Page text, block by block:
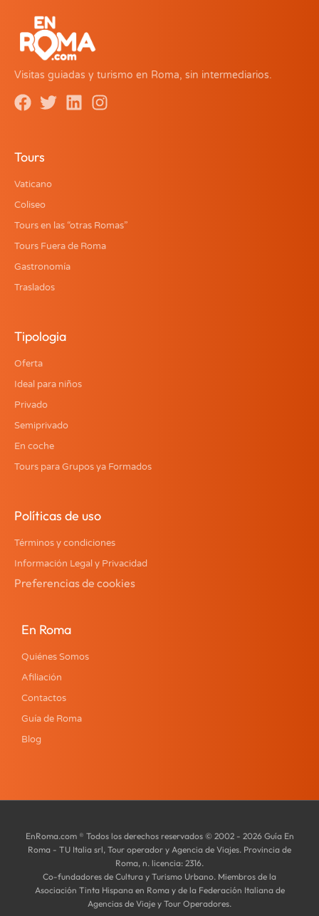
Visitas guiadas y turismo en Roma, sin intermediarios.
Tours
Vaticano
Coliseo
Tours en las “otras Romas”
Tours Fuera de Roma
Gastronomía
Traslados
Tipologia
Oferta
Ideal para niños
Privado
Semiprivado
En coche
Tours para Grupos ya Formados
Políticas de uso
Términos y condiciones
Información Legal y Privacidad
Preferencias de cookies
En Roma
Quiénes Somos
Afiliación
Contactos
Guía de Roma
Blog
EnRoma.com ® Todos los derechos reservados © 2002 - 2026 Guía En
Roma - TU Italia srl, Tour operador y Agencia de Viajes. Provincia de
Roma, n. licencia: 2316.
Co-fundadores de Cultura y Turismo Urbano. Miembros de la
Asociación Tinta Hispana en Roma y de la Federación Italiana de
Agencias de Viaje y Tour Operadores.